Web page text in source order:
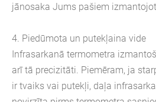
jānosaka Jums pašiem
4. Piedūmota un putekļaina vide
Infrasarkanā termometra
arī tā precizitāti. Piemēram, ja
ir tvaiks vai putekļi, daļa